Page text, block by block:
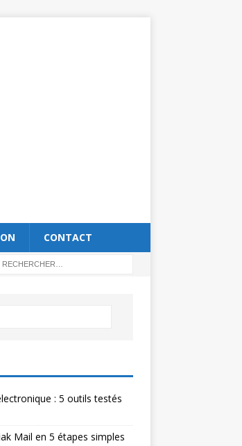
CONTACT
: 5 outils testés
Mail en 5 étapes simples